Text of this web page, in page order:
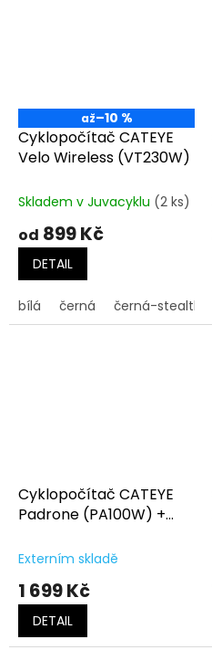
až–10 %
Cyklopočítač CATEYE
Velo Wireless (VT230W)
Skladem v Juvacyklu (2 ks)
od 899 Kč
DETAIL
bílá černá černá-stealth
Cyklopočítač CATEYE
Padrone (PA100W) +
Externím skladě
1 699 Kč
DETAIL